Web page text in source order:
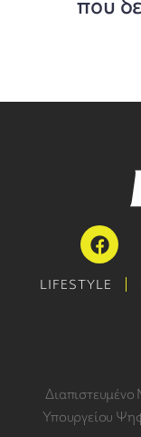
LIFESTYLE
Υπουργείου